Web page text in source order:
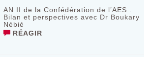
AN II de la Confédération de l’AES :
Bilan et perspectives avec Dr Boukary
Nébié
RÉAGIR